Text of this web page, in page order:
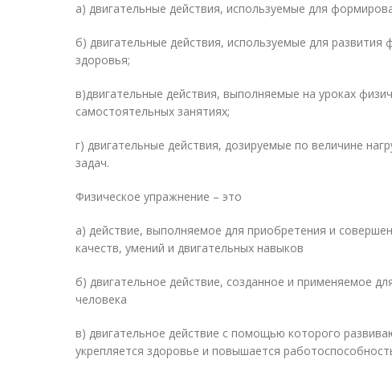
а) двигательные действия, используемые для
б) двигательные действия, используемые для развития
здоровья;
в)двигательные действия, выполняемые на уроках
самостоятельных занятиях;
г) двигательные действия, дозируемые по величине
задач.
Физическое упражнение – это
а) действие, выполняемое для приобретения и
качеств, умений и двигательных навыков
б) двигательное действие, созданное и применяемое
человека
в) двигательное действие с помощью которого
укрепляется здоровье и повышается